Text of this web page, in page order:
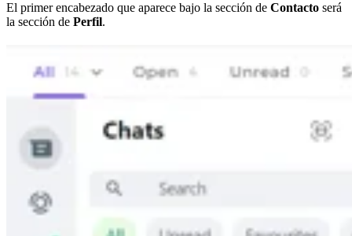
El primer encabezado que aparece bajo la sección de Contacto será
la sección de Perfil.